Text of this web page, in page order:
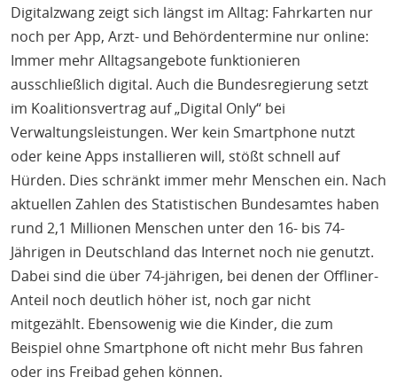
Digitalzwang zeigt sich längst im Alltag: Fahrkarten nur
noch per App, Arzt- und Behördentermine nur online:
Immer mehr Alltagsangebote funktionieren
ausschließlich digital. Auch die Bundesregierung setzt
im Koalitionsvertrag auf „Digital Only“ bei
Verwaltungsleistungen. Wer kein Smartphone nutzt
oder keine Apps installieren will, stößt schnell auf
Hürden. Dies schränkt immer mehr Menschen ein. Nach
aktuellen Zahlen des Statistischen Bundesamtes haben
rund 2,1 Millionen Menschen unter den 16- bis 74-
Jährigen in Deutschland das Internet noch nie genutzt.
Dabei sind die über 74-jährigen, bei denen der Offliner-
Anteil noch deutlich höher ist, noch gar nicht
mitgezählt. Ebensowenig wie die Kinder, die zum
Beispiel ohne Smartphone oft nicht mehr Bus fahren
oder ins Freibad gehen können.